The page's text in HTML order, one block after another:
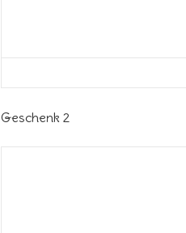
Geschenk 2